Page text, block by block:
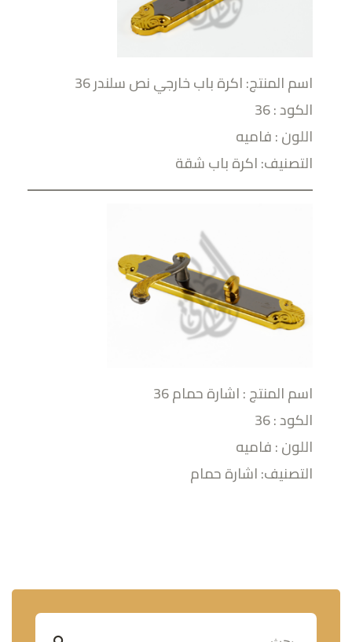
اسم المنتج: اكرة باب خارجي نص سلندر 36
الكود : 36
اللون : فاميه
التصنيف: اكرة باب شقة
اسم المنتج : اشارة حمام 36
الكود : 36
اللون : فاميه
التصنيف: اشارة حمام